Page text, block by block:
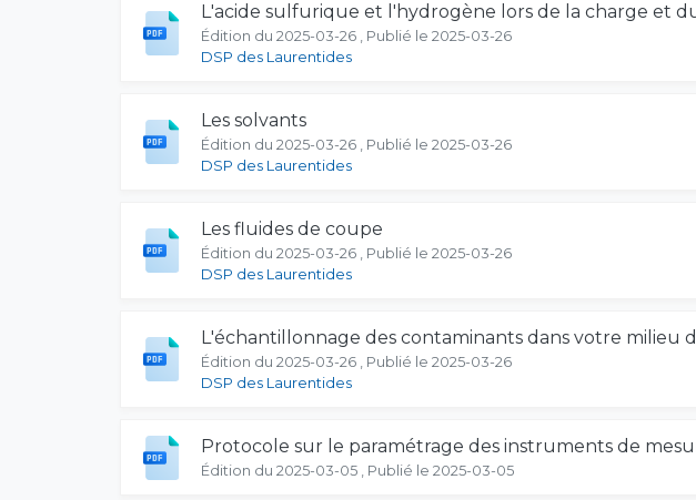
L'acide sulfurique et l'hydrogène lors de la charge et
Édition du 2025-03-26 , Publié le 2025-03-26
DSP des Laurentides
Les solvants
Édition du 2025-03-26 , Publié le 2025-03-26
DSP des Laurentides
Les fluides de coupe
Édition du 2025-03-26 , Publié le 2025-03-26
DSP des Laurentides
L'échantillonnage des contaminants dans votre milieu
Édition du 2025-03-26 , Publié le 2025-03-26
DSP des Laurentides
Protocole sur le paramétrage des instruments de
Édition du 2025-03-05 , Publié le 2025-03-05